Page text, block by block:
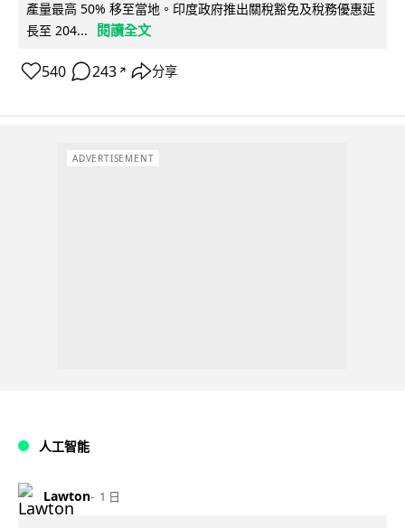
產量最高 50% 移至當地。印度政府推出關稅豁免及稅務優惠延
長至 204...
閱讀全文
540 243 ↗ 分享
ADVERTISEMENT
人工智能
Lawton 1 日